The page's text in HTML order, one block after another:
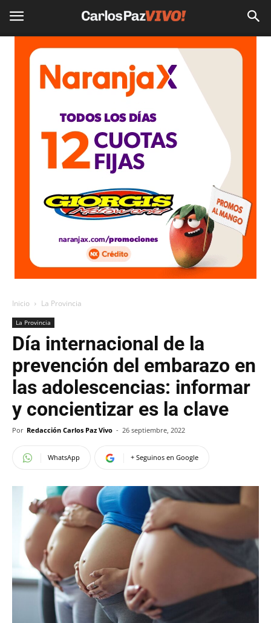
Inicio La Provincia
La Provincia
Día internacional de la
prevención del embarazo en
las adolescencias: informar
y concientizar es la clave
Por Redacción Carlos Paz Vivo - 26 septiembre, 2022
WhatsApp + Seguinos en Google